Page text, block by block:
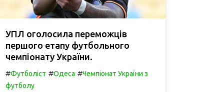
УПЛ оголосила переможців
першого етапу футбольного
чемпіонату України.
#Футболіст #Одеса #Чемпіонат України з
футболу